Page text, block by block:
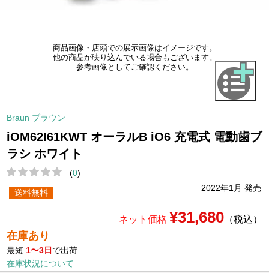
商品画像・店頭での展示画像はイメージです。
他の商品が映り込んでいる場合もございます。
参考画像としてご確認ください。
Braun ブラウン
iOM62I61KWT オーラルB iO6 充電式 電動歯ブ
ラシ ホワイト
(0)
2022年1月 発売
送料無料
ネット価格 ¥31,680（税込）
在庫あり
最短 1〜3日 で出荷
在庫状況について